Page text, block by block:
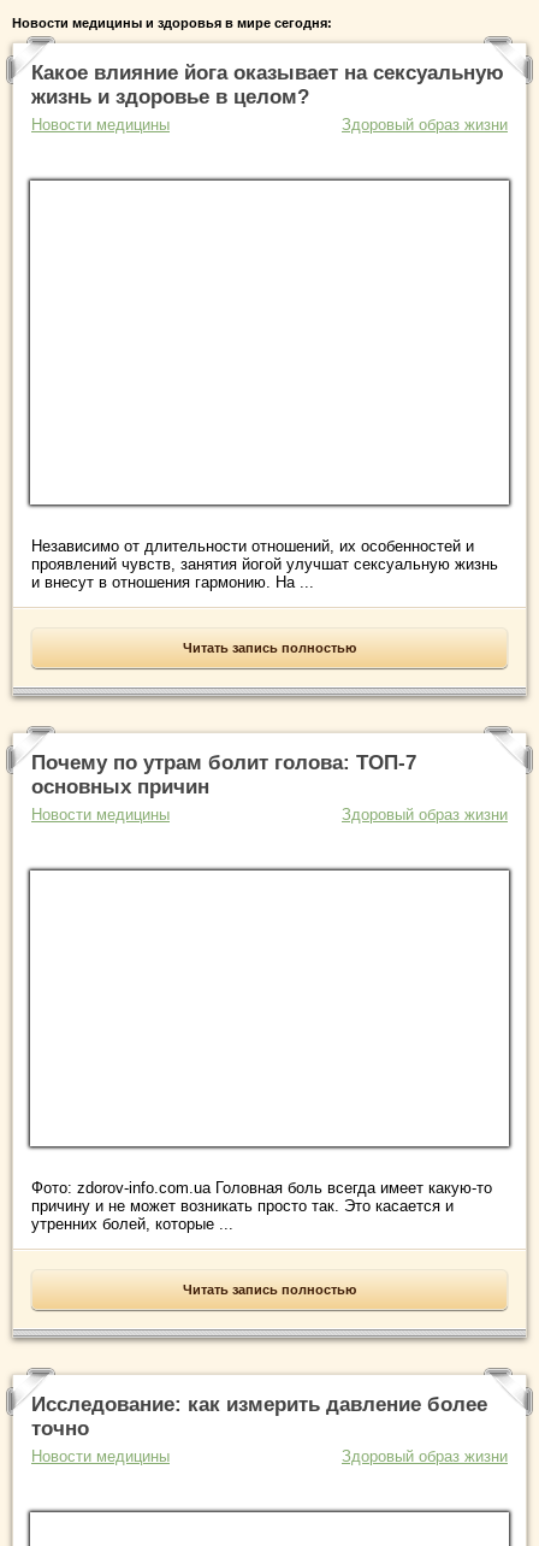
Новости медицины и здоровья в мире сегодня:
Какое влияние йога оказывает на сексуальную
жизнь и здоровье в целом?
Новости медицины Здоровый образ жизни
Независимо от длительности отношений, их особенностей и
проявлений чувств, занятия йогой улучшат сексуальную жизнь
и внесут в отношения гармонию. На ...
Читать запись полностью
Почему по утрам болит голова: ТОП-7
основных причин
Новости медицины Здоровый образ жизни
Фото: zdorov-info.com.ua Головная боль всегда имеет какую-то
причину и не может возникать просто так. Это касается и
утренних болей, которые ...
Читать запись полностью
Исследование: как измерить давление более
точно
Новости медицины Здоровый образ жизни